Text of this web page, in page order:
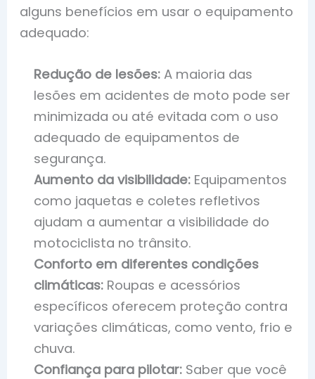
alguns benefícios em usar o equipamento
adequado:
Redução de lesões: A maioria das
lesões em acidentes de moto pode ser
minimizada ou até evitada com o uso
adequado de equipamentos de
segurança.
Aumento da visibilidade: Equipamentos
como jaquetas e coletes refletivos
ajudam a aumentar a visibilidade do
motociclista no trânsito.
Conforto em diferentes condições
climáticas: Roupas e acessórios
específicos oferecem proteção contra
variações climáticas, como vento, frio e
chuva.
Confiança para pilotar: Saber que você